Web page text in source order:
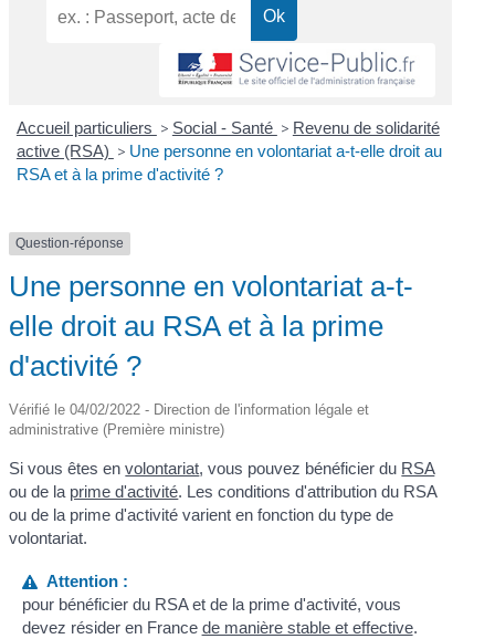
Accueil particuliers > Social - Santé > Revenu de solidarité
active (RSA) > Une personne en volontariat a-t-elle droit au
RSA et à la prime d'activité ?
Question-réponse
Une personne en volontariat a-t-
elle droit au RSA et à la prime
d'activité ?
Vérifié le 04/02/2022 - Direction de l'information légale et
administrative (Première ministre)
Si vous êtes envolontariat, vous pouvez bénéficier du RSA
ou de la prime d'activité. Les conditions d'attribution du RSA
ou de la prime d'activité varient en fonction du type de
volontariat.
Attention :
pour bénéficier du RSA et de la prime d'activité, vous
devez résider en France de manière stable et effective.